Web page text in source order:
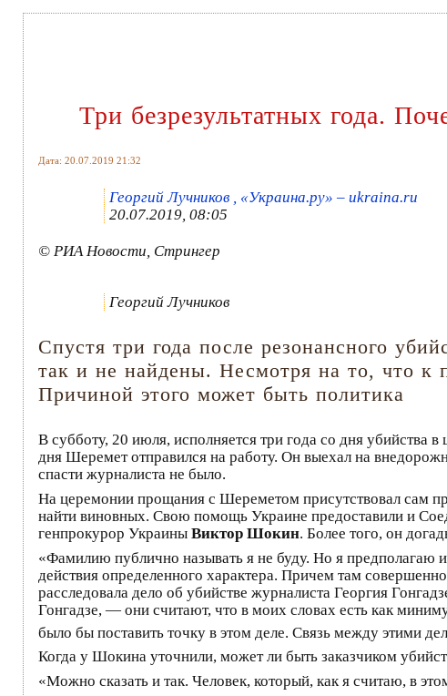
Три безрезультатных года.
Дата: 20.07.2019 21:32
Георгий Лучников , «Украина.ру» – ukraina.ru
20.07.2019, 08:05
© РИА Новости, Стрингер
Георгий Лучников
Спустя три года после резонансного
так и не найдены. Несмотря на то, что к
Причиной этого может быть политика
В субботу, 20 июля, исполняется три года со дня убийства в
дня Шеремет отправился на работу. Он выехал на
спасти журналиста не было.
На церемонии прощания с Шереметом присутствовал сам
найти виновных. Свою помощь Украине предоставили и
генпрокурор Украины Виктор Шокин. Более того, он
«Фамилию публично называть я не буду. Но я предполагаю
действия определенного характера. Причем там
расследовала дело об убийстве журналиста Георгия
Гонгадзе, — они считают, что в моих словах есть как
было бы поставить точку в этом деле. Связь между этими
Когда у Шокина уточнили, может ли быть заказчиком
«Можно сказать и так. Человек, который, как я считаю, в